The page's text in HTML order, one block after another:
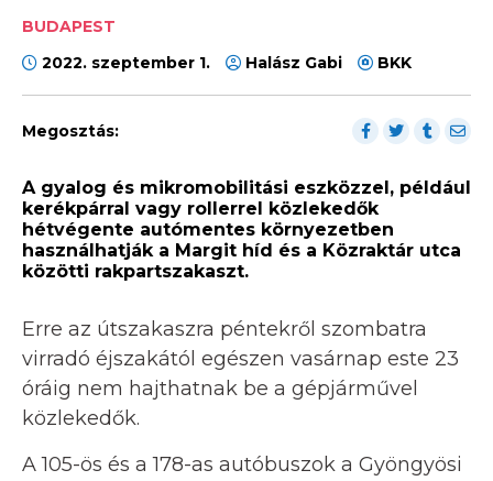
BUDAPEST
2022. szeptember 1.
Halász Gabi BKK
Megosztás:
A gyalog és mikromobilitási eszközzel, például
kerékpárral vagy rollerrel közlekedők
hétvégente autómentes környezetben
használhatják a Margit híd és a Közraktár utca
közötti rakpartszakaszt.
Erre az útszakaszra péntekről szombatra
virradó éjszakától egészen vasárnap este 23
óráig nem hajthatnak be a gépjárművel
közlekedők.
A 105-ös és a 178-as autóbuszok a Gyöngyösi